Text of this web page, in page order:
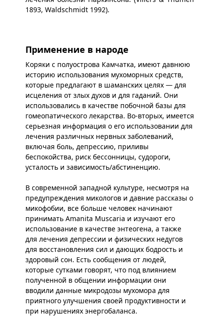
1893, Waldschmidt 1992).
Применение в народе
Коряки с полуострова Камчатка, имеют давнюю
историю использования мухоморных средств,
которые предлагают в шаманских целях — для
исцеления от злых духов и для гаданий. Они
использовались в качестве побочной базы для
гомеопатического лекарства. Во-вторых, имеется
серьезная информация о его использовании для
лечения различных нервных заболеваний,
включая боль, депрессию, приливы
беспокойства, риск бессонницы, судороги,
усталость и зависимость/абстиненцию.
В современной западной культуре, несмотря на
предупреждения микологов и давние рассказы о
микофобии, все больше человек начинают
принимать Amanita Muscaria и изучают его
использование в качестве энтеогена, а также
для лечения депрессии и физических недугов
для восстановления сил и дающих бодрость и
здоровый сон. Есть сообщения от людей,
которые сутками говорят, что под влиянием
полученной в общении информации они
вводили данные микродозы мухомора для
приятного улучшения своей продуктивности и
при нарушениях энергобаланса.